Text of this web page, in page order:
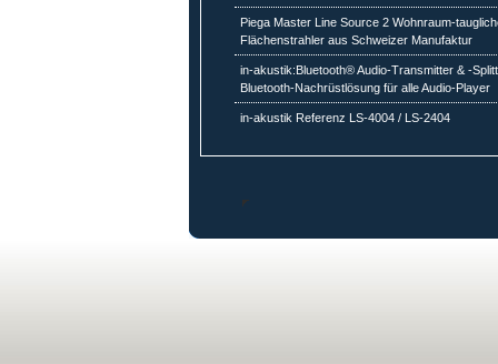
Piega Master Line Source 2 Wohnraum-
Flächenstrahler aus Schweizer Manufaktur
in-akustik:Bluetooth® Audio-Transmitter & -
Bluetooth-Nachrüstlösung für alle Audio-Player
in-akustik Referenz LS-4004 / LS-2404